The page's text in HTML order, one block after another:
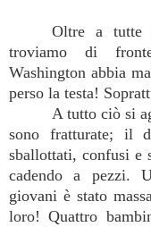
Oltre a tutte
troviamo di
Washington abbia
perso la testa!
A tutto ciò si
sono fratturate; il
sballottati, confusi e
cadendo a pezzi.
giovani è stato
loro! Quattro